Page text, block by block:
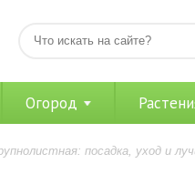
Огород
посадка, уход и